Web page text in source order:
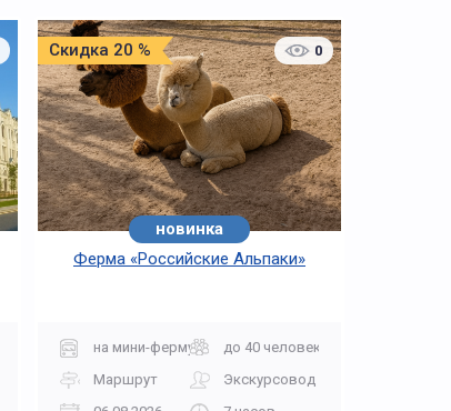
Скидка 20 % 0
новинка
Ферма «Российские Альпаки»
на мини-ферму
до 40 человек
Маршрут
Экскурсовод